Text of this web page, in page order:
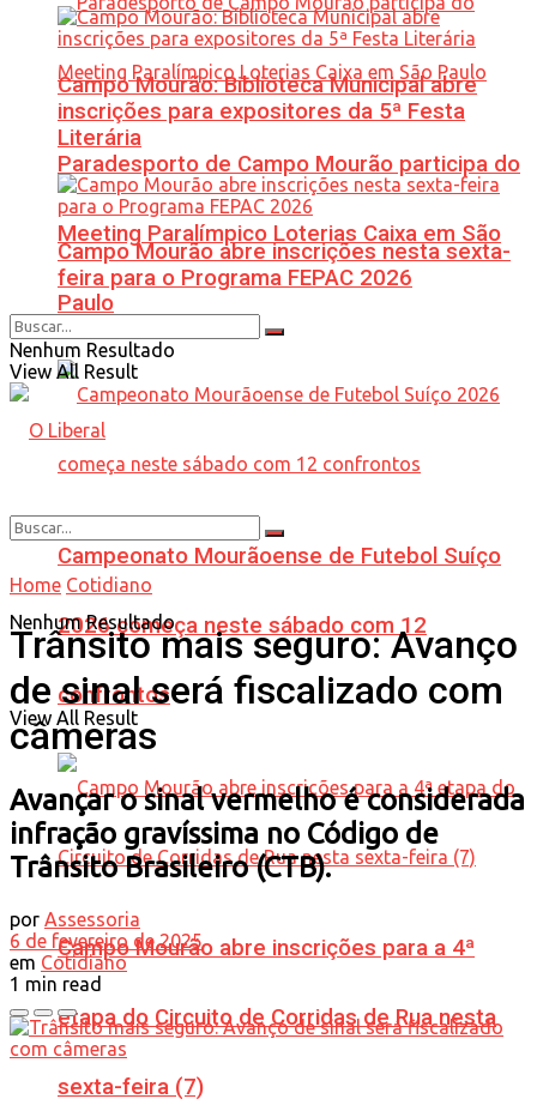
Paradesporto de Campo Mourão participa do
Meeting Paralímpico Loterias Caixa em São
Paulo
Campeonato Mourãoense de Futebol Suíço
2026 começa neste sábado com 12
confrontos
Campo Mourão abre inscrições para a 4ª
etapa do Circuito de Corridas de Rua nesta
sexta-feira (7)
Campo Mourão: Biblioteca Municipal abre
inscrições para expositores da 5ª Festa
Literária
Campo Mourão abre inscrições nesta sexta-
feira para o Programa FEPAC 2026
Nenhum Resultado
View All Result
Nenhum Resultado
View All Result
Home Cotidiano
Trânsito mais seguro: Avanço
de sinal será fiscalizado com
câmeras
Avançar o sinal vermelho é considerada
infração gravíssima no Código de
Trânsito Brasileiro (CTB).
por Assessoria
6 de fevereiro de 2025
em Cotidiano
1 min read